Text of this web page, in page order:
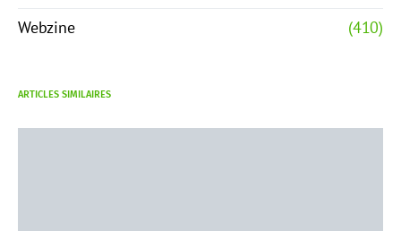
Webzine
(410)
ARTICLES SIMILAIRES